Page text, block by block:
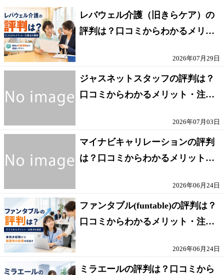
レバウェル介護（旧きらケア）の
評判は？口コミからわかるメリッ
2026年07月29日
ジャスネットスタッフの評判は？
口コミからわかるメリット・注意
2026年07月03日
マイナビキャリレーションの評判
は？口コミからわかるメリット・
2026年06月24日
ファンタブル(funtable)の評判は？
口コミからわかるメリット・注意
2026年06月24日
ミラエールの評判は？口コミから